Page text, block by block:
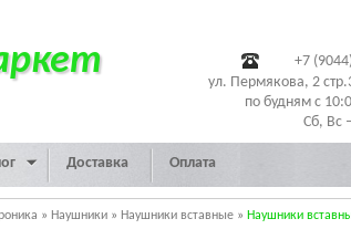
+7
ул. Пермякова, 2
по будням с
Сб, Вс
Доставка Оплата
» Наушники » Наушники вставные » Наушники